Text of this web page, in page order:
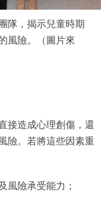
隊，揭示兒童時期
風險。（圖片來
接造成心理創傷，還
險。若將這些因素重
風險承受能力；